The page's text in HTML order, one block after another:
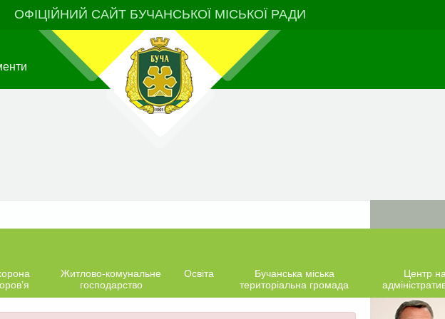
ОФІЦІЙНИЙ САЙТ БУЧАНСЬКОЇ МІСЬКОЇ РАДИ
Житлово-комунальне
господарство
Освіта
Бучанська міська
територіальна громада
Центр